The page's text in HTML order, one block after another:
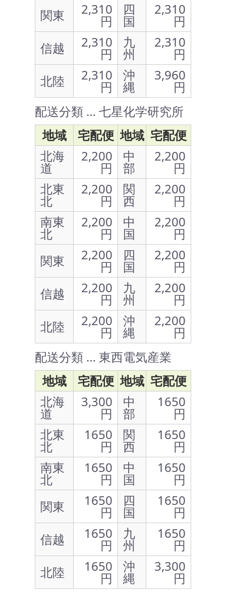
関東
2,310
円
四
国
2,310
円
信越
2,310
円
九
州
2,310
円
北陸
2,310
円
沖
縄
3,960
円
配送分類 … 七星化学研究所
地域
宅配便 地域 宅配便
北海
道
2,200
円
中
部
2,200
円
北東
北
2,200
円
関
西
2,200
円
南東
北
2,200
円
中
国
2,200
円
関東
2,200
円
四
国
2,200
円
信越
2,200
円
九
州
2,200
円
北陸
2,200
円
沖
縄
2,200
円
配送分類 … 東西電気産業
地域
宅配便 地域 宅配便
北海
道
3,300
円
中
部
1650
円
北東
北
1650
円
関
西
1650
円
南東
北
1650
円
中
国
1650
円
関東
1650
円
四
国
1650
円
信越
1650
円
九
州
1650
円
北陸
1650
円
沖
縄
3,300
円